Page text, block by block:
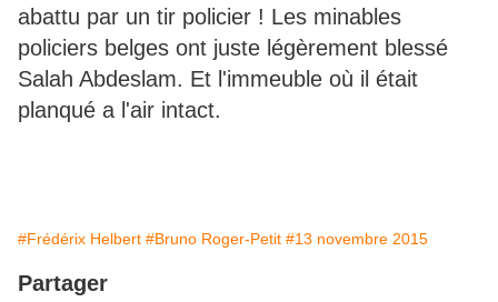
abattu par un tir policier ! Les minables
policiers belges ont juste légèrement blessé
Salah Abdeslam. Et l'immeuble où il était
planqué a l'air intact.
#Frédérix Helbert #Bruno Roger-Petit #13 novembre 2015
Partager